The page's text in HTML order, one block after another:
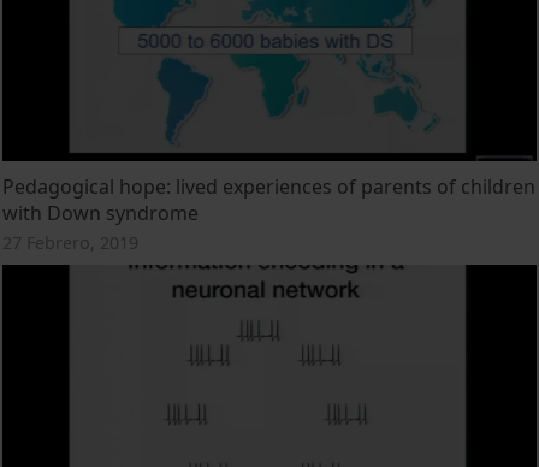
Pedagogical hope: lived experiences of parents of children
with Down syndrome
27 Febrero, 2019